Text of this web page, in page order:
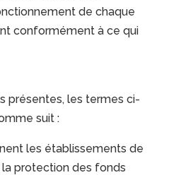
de chaque
conformément à ce qui
présentes, les termes ci-
suit :
les établissements de
protection des fonds